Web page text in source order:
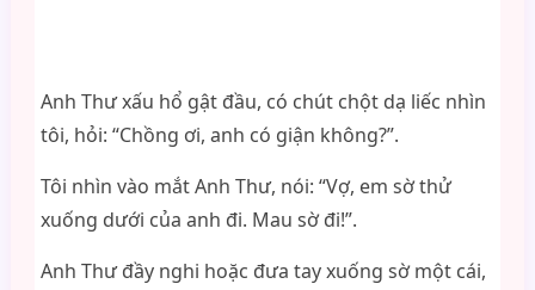
Anh Thư xấu hổ gật đầu, có chút chột dạ liếc nhìn
tôi, hỏi: “Chồng ơi, anh có giận không?”.
Tôi nhìn vào mắt Anh Thư, nói: “Vợ, em sờ thử
xuống dưới của anh đi. Mau sờ đi!”.
Anh Thư đầy nghi hoặc đưa tay xuống sờ một cái,